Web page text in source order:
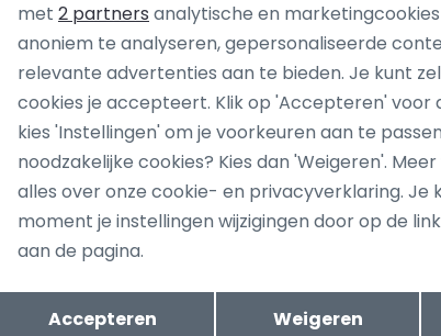
Nieuw
Jacqueline de Yong
15383736 Ecru naturel
19,99
Jacqueline
15383736
19,99
Terug
met 2 partners analytische en
anoniem te analyseren, gepersonaliseerde
relevante advertenties aan te bieden. Je kunt
cookies je accepteert. Klik op 'Accepteren' voor
kies 'Instellingen' om je voorkeuren aan te
noodzakelijke cookies? Kies dan 'Weigeren'.
alles over onze cookie- en privacyverklaring. Je
moment je instellingen wijzigingen door op de
aan de pagina.
Accepteren Weigeren